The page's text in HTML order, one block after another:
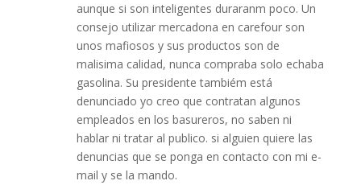
aunque si son inteligentes duraranm poco. Un
consejo utilizar mercadona en carefour son
unos mafiosos y sus productos son de
malisima calidad, nunca compraba solo echaba
gasolina. Su presidente tambiém está
denunciado yo creo que contratan algunos
empleados en los basureros, no saben ni
hablar ni tratar al publico. si alguien quiere las
denuncias que se ponga en contacto con mi e-
mail y se la mando.